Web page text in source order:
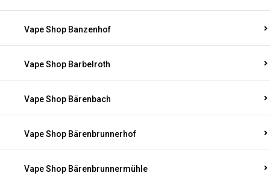
Vape Shop Banzenhof
Vape Shop Barbelroth
Vape Shop Bärenbach
Vape Shop Bärenbrunnerhof
Vape Shop Bärenbrunnermühle